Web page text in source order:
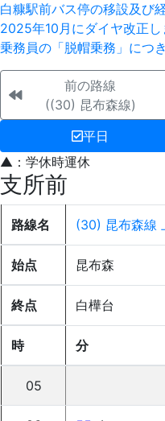
白糠駅前バス停の移設及び
2025年10月にダイヤ改正し
乗務員の「脱帽乗務」につ
前の路線
((30) 昆布森線)
平日
▲：学休時運休
支所前
路線名 (30) 昆布森線
始点 昆布森
終点 白樺台
時 分
05